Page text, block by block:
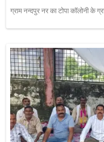
ग्राम नन्दपुर नर का टोपा कॉलोनी के